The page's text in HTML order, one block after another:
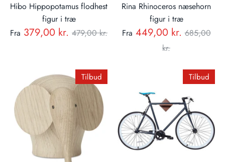
Hibo Hippopotamus flodhest
figur i træ
Fra 379,00 kr. Normal
479,00 kr.
Rina Rhinoceros næsehorn
figur i træ
Fra 449,00 kr. Normal
685,00
kr.
Tilbud Tilbud